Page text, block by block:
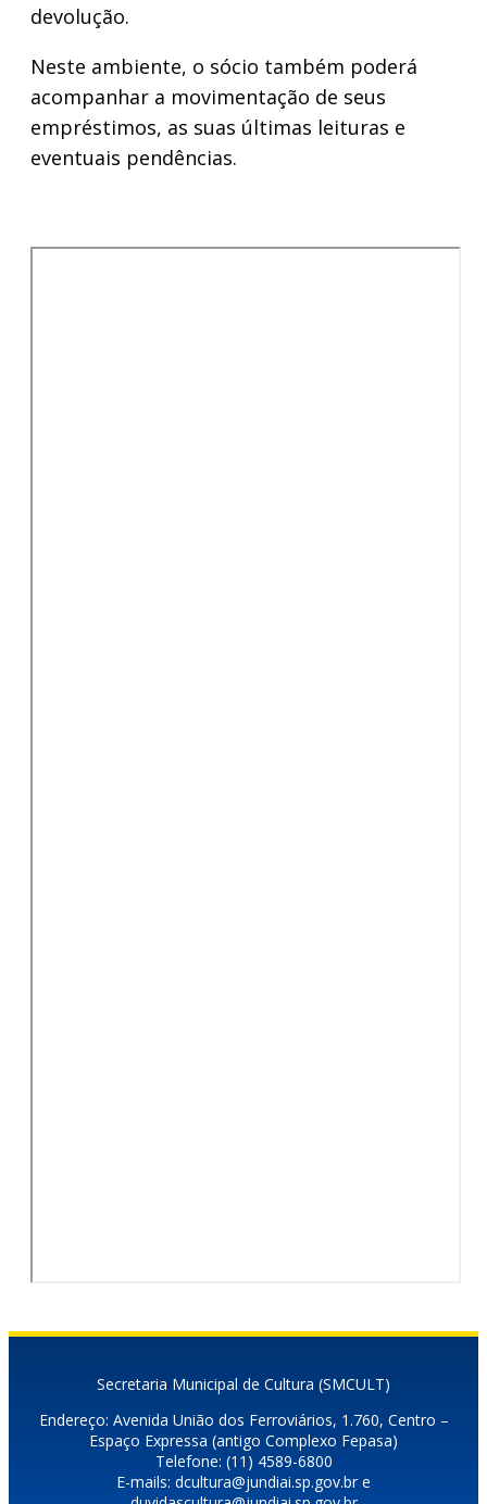
devolução.
Neste ambiente, o sócio também poderá
acompanhar a movimentação de seus
empréstimos, as suas últimas leituras e
eventuais pendências.
Secretaria Municipal de Cultura (SMCULT)
Endereço: Avenida União dos Ferroviários, 1.760, Centro –
Espaço Expressa (antigo Complexo Fepasa)
Telefone: (11) 4589-6800
E-mails: dcultura@jundiai.sp.gov.br e